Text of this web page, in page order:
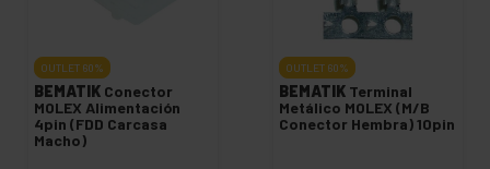
OUTLET 60%
BEMATIK Conector
MOLEX Alimentación
4pin (FDD Carcasa
Macho)
OUTLET 60%
BEMATIK Terminal
Metálico MOLEX (M/B
Conector Hembra) 10pin